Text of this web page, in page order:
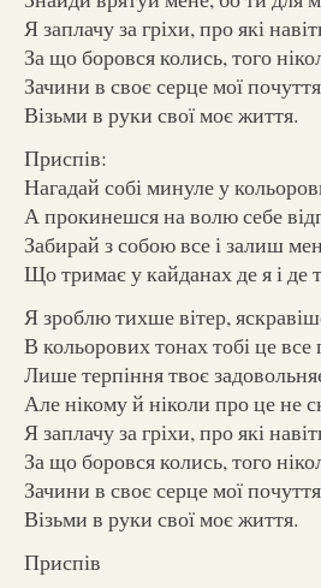
Я заплачу за гріхи, про які
За що боровся колись, того
Зачини в своє серце мої
Візьми в руки свої моє життя.
Приспів:
Нагадай собі минуле у
А прокинешся на волю себе
Забирай з собою все і залиш
Що тримає у кайданах де я і де
Я зроблю тихше вітер,
В кольорових тонах тобі це все
Лише терпіння твоє
Але нікому й ніколи про це не
Я заплачу за гріхи, про які
За що боровся колись, того
Зачини в своє серце мої
Візьми в руки свої моє життя.
Приспів